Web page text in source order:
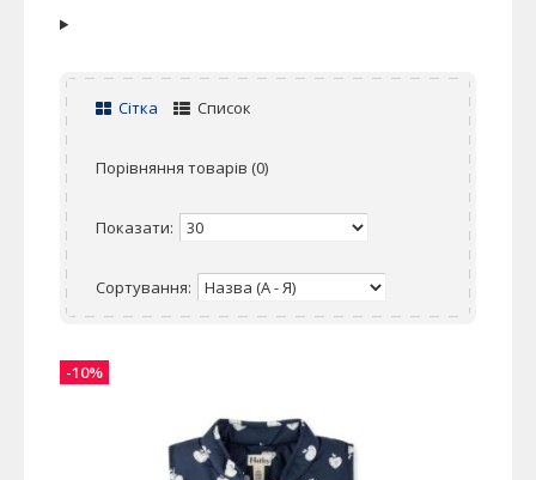
Сітка Список
Порівняння товарів (0)
Показати:
Сортування:
-10%